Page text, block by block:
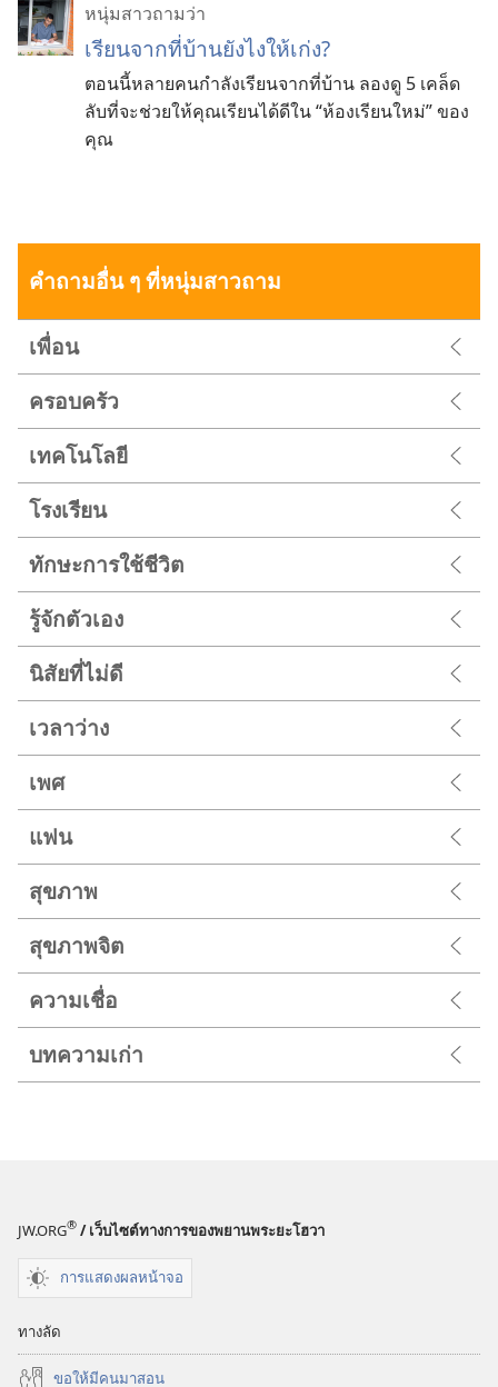
หนุ่มสาวถามว่า
เรียนจากที่บ้านยังไงให้เก่ง?
ตอนนี้หลายคนกำลังเรียนจากที่บ้าน ลองดู 5 เคล็ด
ลับที่จะช่วยให้คุณเรียนได้ดีใน “ห้องเรียนใหม่” ของ
คุณ
คำถามอื่น ๆ ที่หนุ่มสาวถาม
เพื่อน
ครอบครัว
เทคโนโลยี
โรงเรียน
ทักษะการใช้ชีวิต
รู้จักตัวเอง
นิสัยที่ไม่ดี
เวลาว่าง
เพศ
แฟน
สุขภาพ
สุขภาพจิต
ความเชื่อ
บทความเก่า
JW.ORG® / เว็บไซต์ทางการของพยานพระยะโฮวา
การแสดงผลหน้าจอ
ทางลัด
ขอ​ให้​มี​คน​มา​สอน